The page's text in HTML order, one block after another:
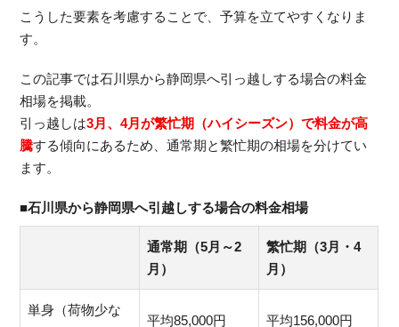
こうした要素を考慮することで、予算を立てやすくなりま
す。
この記事では石川県から静岡県へ引っ越しする場合の料金
相場を掲載。
引っ越しは3月、4月が繁忙期（ハイシーズン）で料金が高
騰する傾向にあるため、通常期と繁忙期の相場を分けてい
ます。
■石川県から静岡県へ引越しする場合の料金相場
通常期（5月～2
月）
繁忙期（3月・4
月）
単身（荷物少な
平均85,000円 平均156,000円